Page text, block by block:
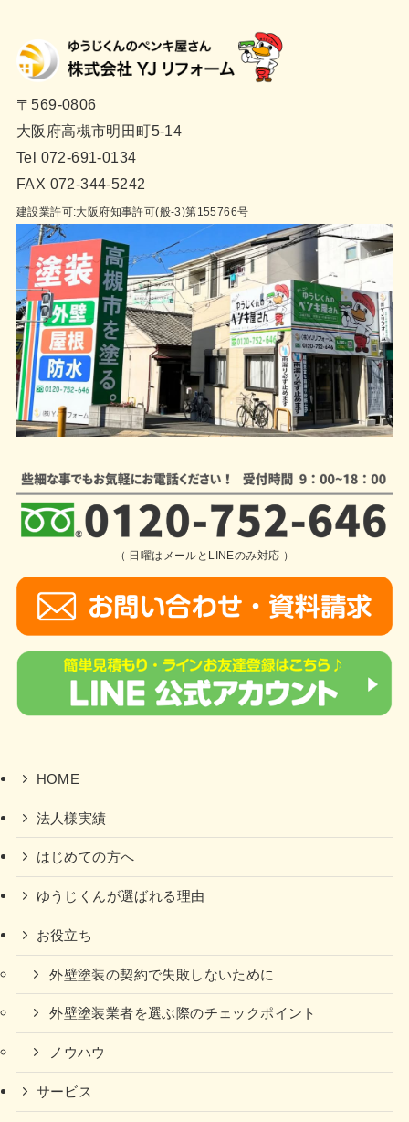
〒569-0806
大阪府高槻市明田町5-14
Tel 072-691-0134
FAX 072-344-5242
建設業許可:大阪府知事許可(般-3)第155766号
（ 日曜はメールとLINEのみ対応 ）
HOME
法人様実績
はじめての方へ
ゆうじくんが選ばれる理由
お役立ち
外壁塗装の契約で失敗しないために
外壁塗装業者を選ぶ際のチェックポイント
ノウハウ
サービス